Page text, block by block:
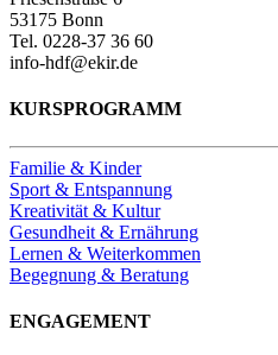
53175 Bonn
Tel. 0228-37 36 60
info-hdf@ekir.de
KURSPROGRAMM
Familie & Kinder
Sport & Entspannung
Kreativität & Kultur
Gesundheit & Ernährung
Lernen & Weiterkommen
Begegnung & Beratung
ENGAGEMENT